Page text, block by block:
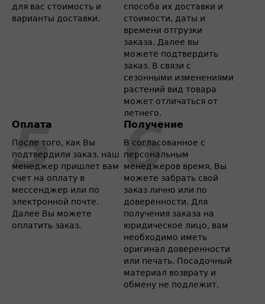
для вас стоимость и
варианты доставки.
способа их доставки и
стоимости, даты и
времени отгрузки
заказа. Далее вы
можете подтвердить
заказ. В связи с
сезонными изменениями
растений вид товара
может отличаться от
летнего.
Оплата
После того, как Вы
подтвердили заказ, наш
менеджер пришлет вам
счет на оплату в
мессенджер или по
электронной почте.
Далее Вы можете
оплатить заказ.
Получение
В согласованное с
персональным
менеджеров время, Вы
можете забрать свой
заказ лично или по
доверенности. Для
получения заказа на
юридическое лицо, вам
необходимо иметь
оригинал доверенности
или печать. Посадочный
материал возврату и
обмену не подлежит.